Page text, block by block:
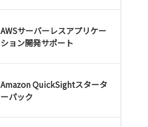
AWSサーバーレスアプリケー
ション開発サポート
Amazon QuickSightスタータ
ーパック